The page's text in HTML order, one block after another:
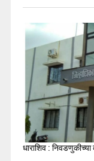
धाराशिव :